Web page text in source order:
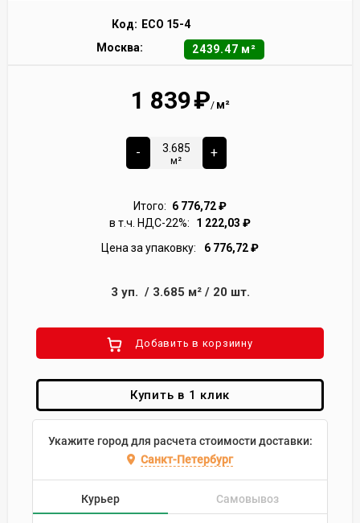
Код: ECO 15-4
Москва:
2439.47 м²
1 839₽/ м²
-
м²
+
Итого: 6 776,72₽
в т.ч. НДС-22%:
1 222,03 ₽
Цена за упаковку:
6 776,72₽
3 уп. / 3.685 м²/ 20 шт.
Добавить в корзиину
Купить в 1 клик
Укажите город для расчета стоимости доставки:
Санкт-Петербург
Курьер Самовывоз